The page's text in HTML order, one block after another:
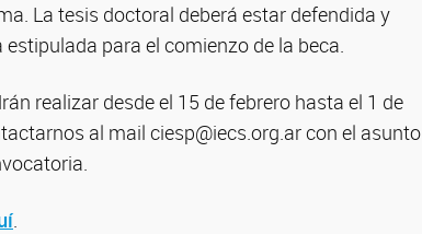
La tesis doctoral deberá estar defendida y
para el comienzo de la beca.
realizar desde el 15 de febrero hasta el 1 de
al mail ciesp@iecs.org.ar con el asunto
.